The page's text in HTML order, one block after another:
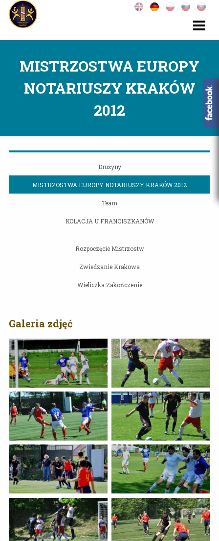
MISTRZOSTWA EUROPY
NOTARIUSZY KRAKÓW
2012
Drużyny
MISTRZOSTWA EUROPY NOTARIUSZY KRAKÓW 2012
Team
KOLACJA U FRANCISZKANÓW
Rozpoczęcie Mistrzostw
Zwiedzanie Krakowa
Wieliczka Zakończenie
Galeria zdjęć